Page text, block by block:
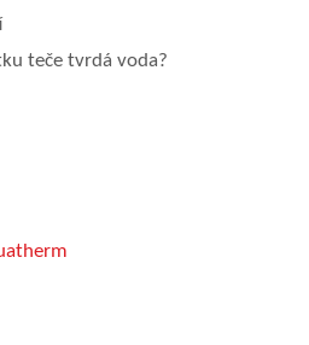
teče tvrdá voda?